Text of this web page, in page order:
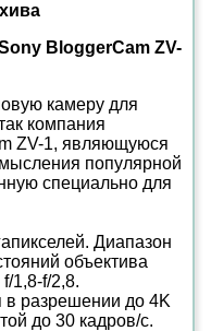
BloggerCam ZV-
камеру для
компания
ZV-1, являющуюся
популярной
специально для
Диапазон
объектива
1,8-f/2,8.
в разрешении до 4K
до 30 кадров/с.